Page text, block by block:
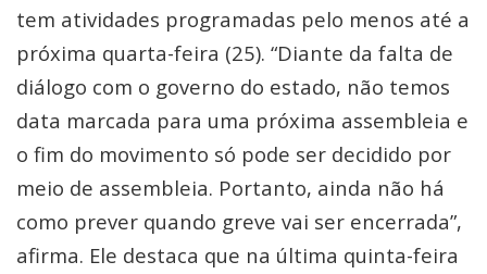
tem atividades programadas pelo menos até a
próxima quarta-feira (25). “Diante da falta de
diálogo com o governo do estado, não temos
data marcada para uma próxima assembleia e
o fim do movimento só pode ser decidido por
meio de assembleia. Portanto, ainda não há
como prever quando greve vai ser encerrada”,
afirma. Ele destaca que na última quinta-feira